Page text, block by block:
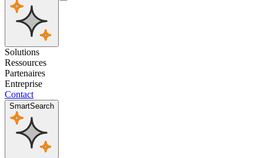
Solutions
Ressources
Partenaires
Entreprise
Contact
SmartSearch